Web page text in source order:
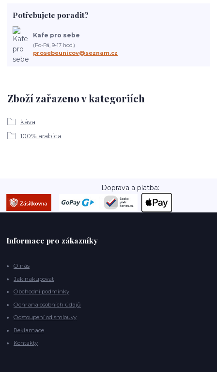
Zboží zařazeno v kategoriích
káva
100% arabica
Potřebujete poradit?
Kafe pro sebe
(Po-Pá, 9-17 hod.)
prosebeunicov@seznam.cz
Doprava a platba:
Informace pro zákazníky
O nás
Jak nakupovat
Obchodní podmínky
Ochrana osobních údajů
Odstoupení od smlouvy
Reklamace
Kontakty